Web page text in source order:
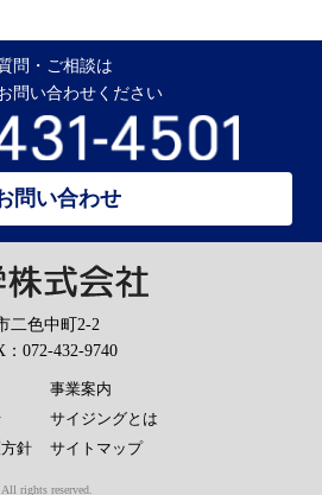
問・ご相談は
問い合わせください
問い合わせ
二色中町2-2
072-432-9740
針
事業案内
サイジングとは
サイトマップ
rights reserved.